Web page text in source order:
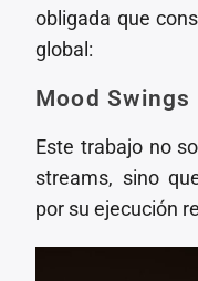
obligada que
global:
Mood Swings
Este trabajo no
streams, sino
por su ejecución